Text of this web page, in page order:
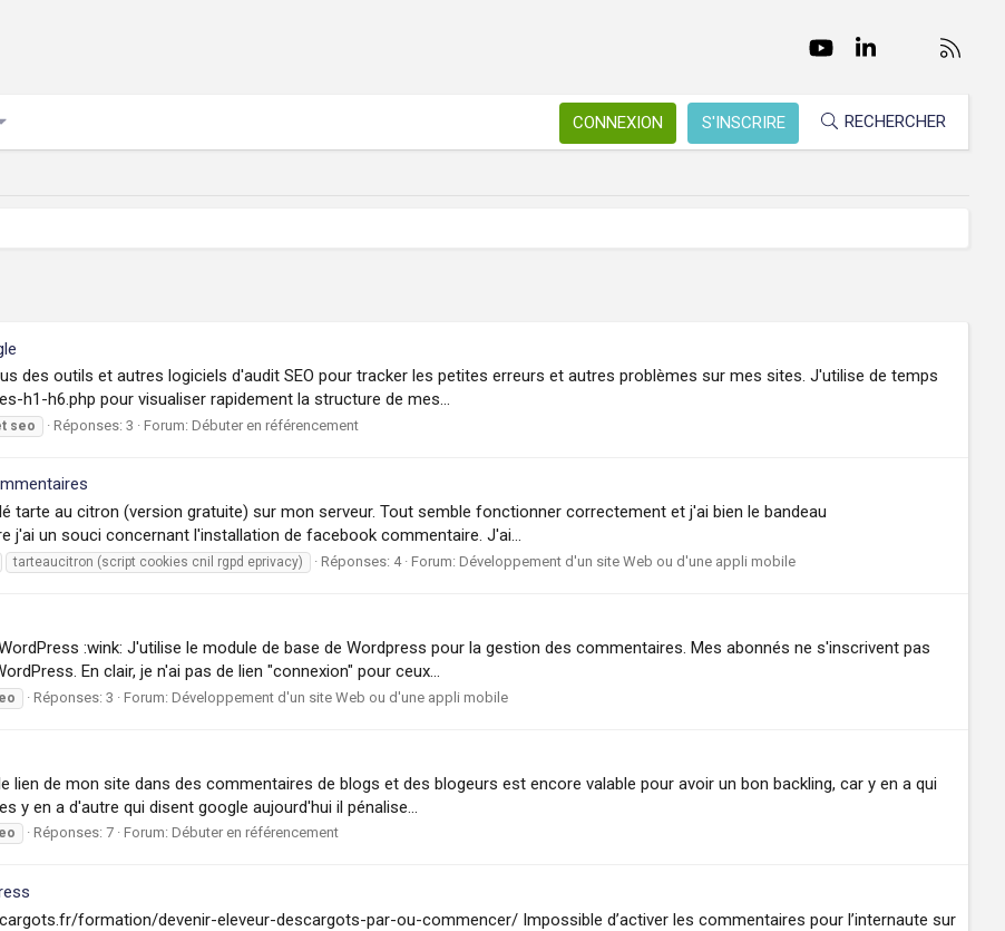
FacebookTwitter youtubeLinkedInNous
CONNEXION S'INSCRIRE RECHERCHER
des outils et autres logiciels d'audit SEO pour tracker les petites erreurs et autres problèmes sur mes sites. J'utilise de temps
h1-h6.php pour visualiser rapidement la structure de mes...
seo Réponses: 3 Forum: Débuter en référencement
tarte au citron (version gratuite) sur mon serveur. Tout semble fonctionner correctement et j'ai bien le bandeau
un souci concernant l'installation de facebook commentaire. J'ai...
tarteaucitron (script cookies cnil rgpd eprivacy) Réponses: 4 Forum: Développement d'un site Web ou d'une appli mobile
:wink: J'utilise le module de base de Wordpress pour la gestion des commentaires. Mes abonnés ne s'inscrivent pas
En clair, je n'ai pas de lien "connexion" pour ceux...
Réponses: 3 Forum: Développement d'un site Web ou d'une appli mobile
lien de mon site dans des commentaires de blogs et des blogeurs est encore valable pour avoir un bon backling, car y en a qui
y en a d'autre qui disent google aujourd'hui il pénalise...
Réponses: 7 Forum: Débuter en référencement
formation/devenir-eleveur-descargots-par-ou-commencer/ Impossible d’activer les commentaires pour l’internaute sur